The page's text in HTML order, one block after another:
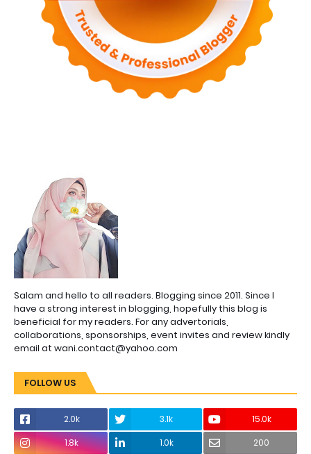
Salam and hello to all readers. Blogging since 2011. Since I
have a strong interest in blogging, hopefully this blog is
beneficial for my readers. For any advertorials,
collaborations, sponsorships, event invites and review kindly
email at wani.contact@yahoo.com
FOLLOW US
2.0k 3.1k
15.0k
1.8k
1.0k 200